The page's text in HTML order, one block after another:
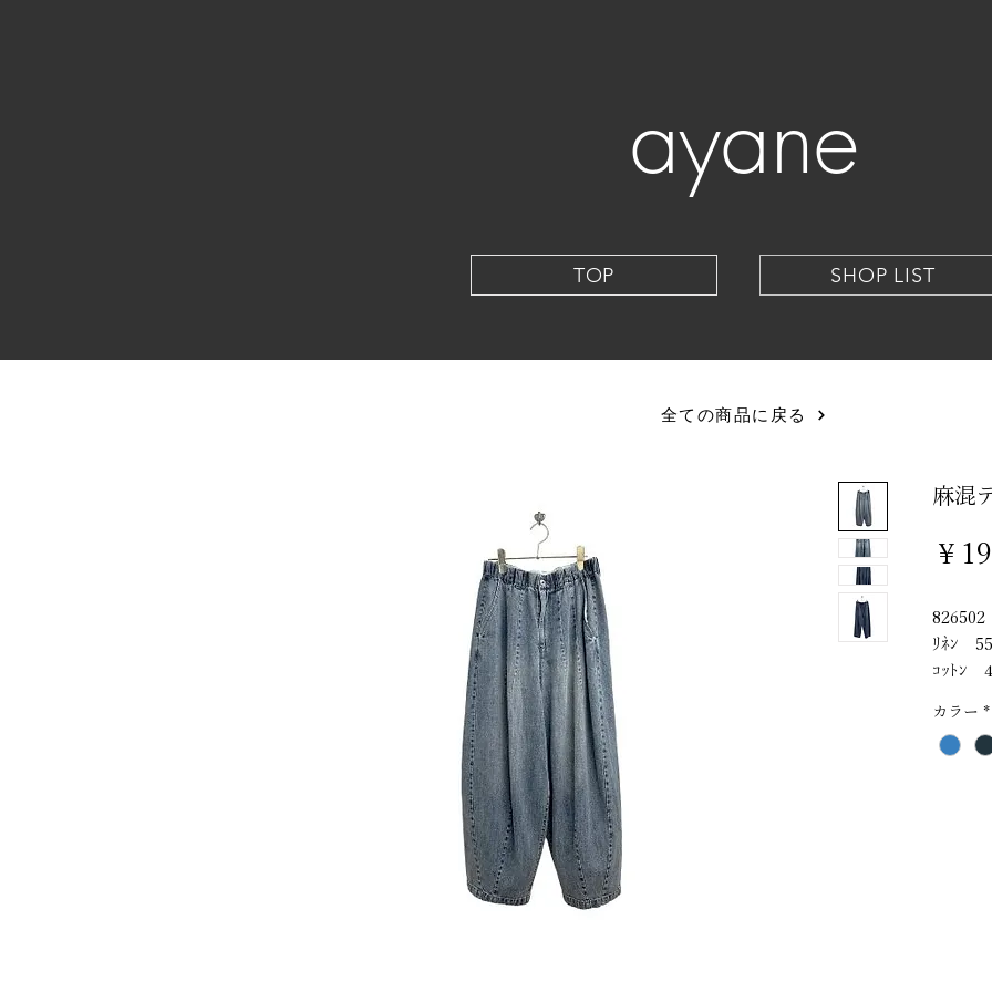
ayane
TOP SHOP LIST
全ての商品に戻る
麻混
￥
826502
ﾘﾈﾝ
ｺｯﾄﾝ
カラー *